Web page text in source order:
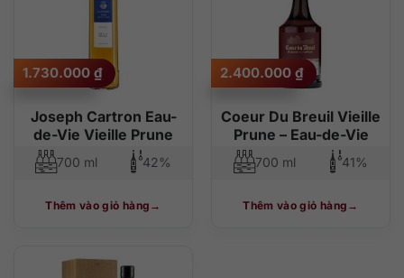
Joseph Cartron Eau-
de-Vie Vieille Prune
1.730.000 ₫
700 ml 42%
Thêm vào giỏ hàng
Coeur Du Breuil Vieille
Prune – Eau-de-Vie
2.400.000 ₫
700 ml 41%
Thêm vào giỏ hàng